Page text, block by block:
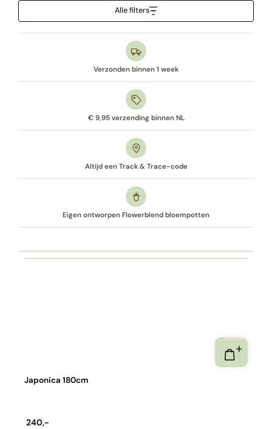
Alle filters
Verzonden binnen 1 week
€ 9,95 verzending binnen NL
Altijd een Track & Trace-code
Eigen ontworpen Flowerblend bloempotten
Japonica 180cm
240,-